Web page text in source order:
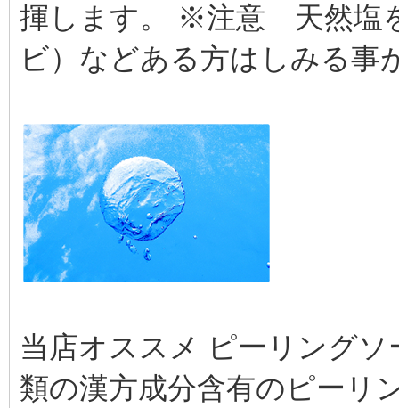
揮します。 ※注意 天然塩
ビ）などある方はしみる事
当店オススメ ピーリング
類の漢方成分含有のピーリ